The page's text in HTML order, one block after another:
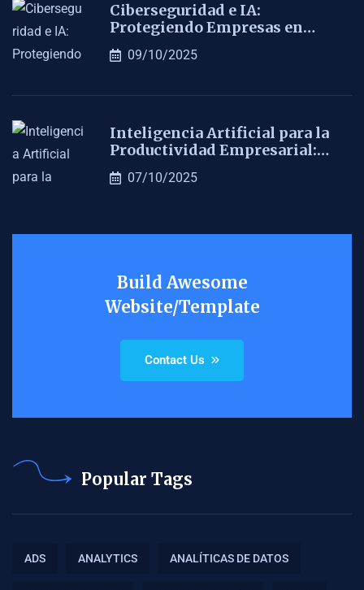
Ciberseguridad e IA:
Protegiendo Empresas en…
09/10/2025
Inteligencia Artificial para la
Productividad Empresarial:…
07/10/2025
Build Awesome
Website/Template
Contact Us
Popular Tags
ADS ANALYTICS ANALÍTICAS DE DATOS